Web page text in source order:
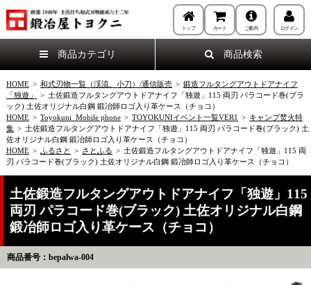
トップ カート ご案内 ログイン
商品カテゴリ 商品検索
HOME > 和式刃物一覧（渓流、小刀）/通信販売 > 鍛造フルタングアウトドアナイフ
「独遊」
> 土佐鍛造フルタングアウトドアナイフ「独遊」115 両刃 パラコード巻(ブラ
ック) 土佐オリジナル白鋼 鍛冶師ロゴ入り革ケース（チョコ）
HOME > Toyokuni_Mobile phone > TOYOKUNIイベント一覧VER1 > キャンプ焚火特
集 > 土佐鍛造フルタングアウトドアナイフ「独遊」115 両刃 パラコード巻(ブラック) 土
佐オリジナル白鋼 鍛冶師ロゴ入り革ケース（チョコ）
HOME > ふるさと > さとふる > 土佐鍛造フルタングアウトドアナイフ「独遊」115 両
刃 パラコード巻(ブラック) 土佐オリジナル白鋼 鍛冶師ロゴ入り革ケース（チョコ）
土佐鍛造フルタングアウトドアナイフ「独遊」115
両刃 パラコード巻(ブラック) 土佐オリジナル白鋼
鍛冶師ロゴ入り革ケース（チョコ）
商品番号：bepalwa-004